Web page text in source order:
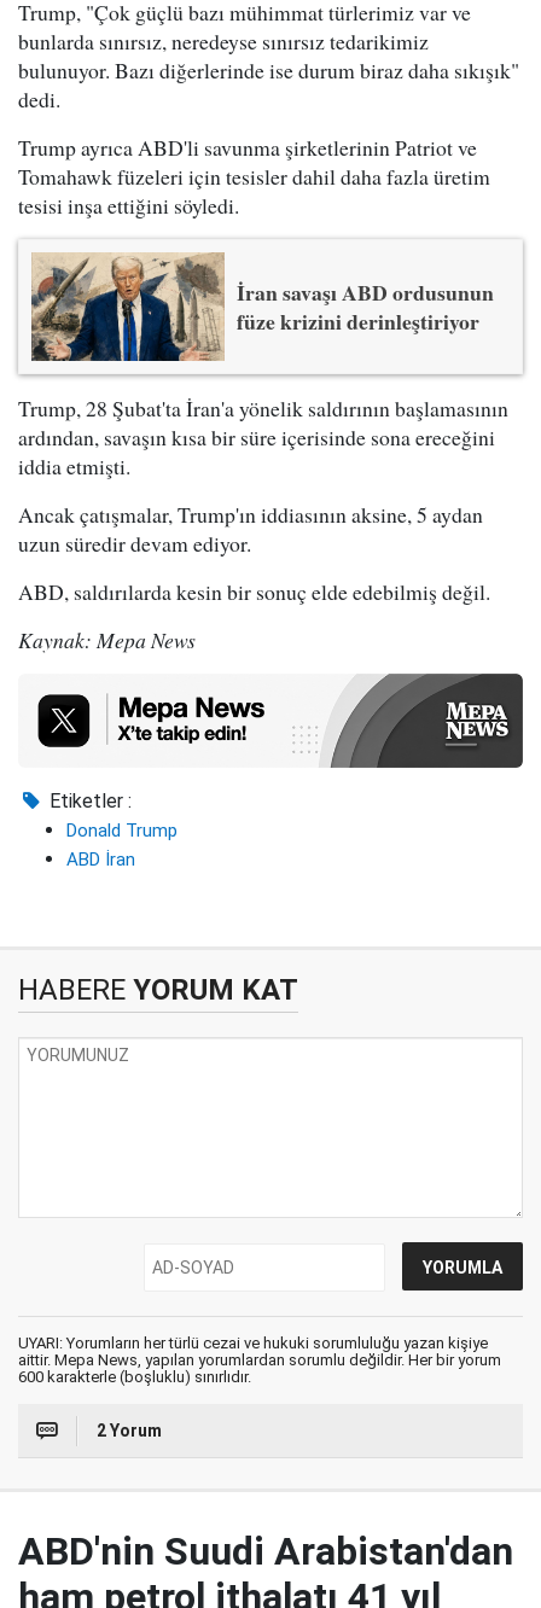
Trump, "Çok güçlü bazı mühimmat türlerimiz var ve
bunlarda sınırsız, neredeyse sınırsız tedarikimiz
bulunuyor. Bazı diğerlerinde ise durum biraz daha sıkışık"
dedi.
Trump ayrıca ABD'li savunma şirketlerinin Patriot ve
Tomahawk füzeleri için tesisler dahil daha fazla üretim
tesisi inşa ettiğini söyledi.
İran savaşı ABD ordusunun
füze krizini derinleştiriyor
Trump, 28 Şubat'ta İran'a yönelik saldırının başlamasının
ardından, savaşın kısa bir süre içerisinde sona ereceğini
iddia etmişti.
Ancak çatışmalar, Trump'ın iddiasının aksine, 5 aydan
uzun süredir devam ediyor.
ABD, saldırılarda kesin bir sonuç elde edebilmiş değil.
Kaynak: Mepa News
Etiketler :
Donald Trump
ABD İran
HABERE YORUM KAT
UYARI: Yorumların her türlü cezai ve hukuki sorumluluğu yazan kişiye
aittir. Mepa News, yapılan yorumlardan sorumlu değildir. Her bir yorum
600 karakterle (boşluklu) sınırlıdır.
2 Yorum
ABD'nin Suudi Arabistan'dan
ham petrol ithalatı 41 yıl